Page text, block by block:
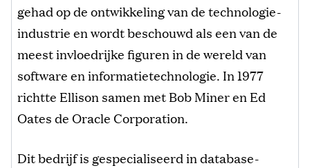
gehad op de ontwikkeling van de technologie-
industrie en wordt beschouwd als een van de
meest invloedrijke figuren in de wereld van
software en informatietechnologie. In 1977
richtte Ellison samen met Bob Miner en Ed
Oates de Oracle Corporation.
Dit bedrijf is gespecialiseerd in database-